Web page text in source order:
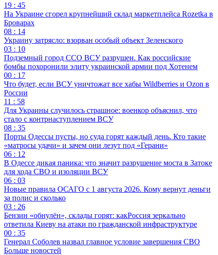
19 : 45
На Украине сгорел крупнейший склад маркетплейса Rozetka в
Броварах
08 : 14
Украину затрясло: взорван особый объект Зеленского
03 : 10
Подземный город ССО ВСУ разрушен. Как российские
бомбы похоронили элиту украинской армии под Хотенем
00 : 17
Что будет, если ВСУ уничтожат все хабы Wildberries и Ozon в
России
11 : 58
Для Украины случилось страшное: военкор объяснил, что
стало с контрнаступлением ВСУ
08 : 35
Порты Одессы пусты, но суда горят каждый день. Кто такие
«матросы удачи» и зачем они лезут под «Герани»
06 : 12
В Одессе дикая паника: что значит разрушение моста в Затоке
для хода СВО и изоляции ВСУ
06 : 03
Новые правила ОСАГО с 1 августа 2026. Кому вернут деньги
за полис и сколько
03 : 26
Бензин «обнулён», склады горят: какРоссия зеркально
ответила Киеву на атаки по гражданской инфраструктуре
00 : 35
Генерал Соболев назвал главное условие завершения СВО
Больше новостей